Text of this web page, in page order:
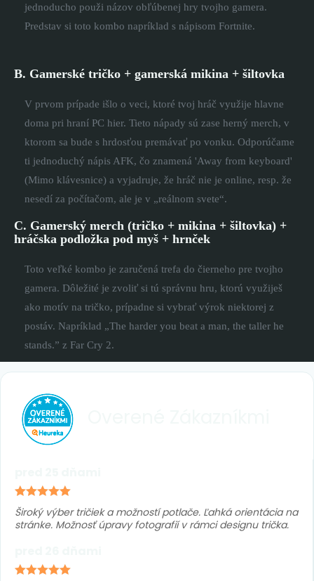
jednoducho použi názov obľúbenej hry tvojho gamera.
Predstav si toto kombo napríklad s nápisom Fortnite.
B. Gamerské tričko + gamerská mikina + šiltovka
V prvom prípade išlo o veci, ktoré tvoj hráč využije hlavne
doma pri hraní PC hier. Tieto nápady sú zase herný merch, v
ktorom sa bude s hrdosťou premávať po vonku. Odporúčame
ti jednoduchý nápis AFK, čo znamená 'Away from keyboard'
(Mimo klávesnice) a vyjadruje, že hráč nie je online, resp. že
nesedí za počítačom, ale je v „reálnom svete“.
C. Gamerský merch (tričko + mikina + šiltovka) +
hráčska podložka pod myš + hrnček
Toto veľké kombo je zaručená trefa do čierneho pre tvojho
gamera. Dôležité je zvoliť si tú správnu hru, ktorú využiješ
ako motív na tričko, prípadne si vybrať výrok niektorej z
postáv. Napríklad „The harder you beat a man, the taller he
stands.” z Far Cry 2.
Široký výber tričiek a možností potlače. Ľahká orientácia na
stránke. Možnosť úpravy fotografií v rámci designu trička.